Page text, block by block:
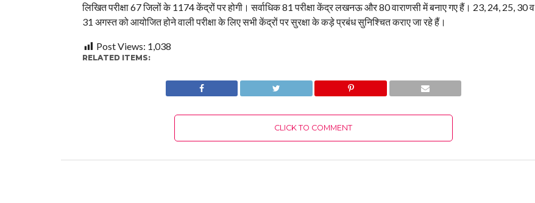
लिखित परीक्षा 67 जिलों के 1174 केंद्रों पर होगी। सर्वाधिक 81 परीक्षा केंद्र लखनऊ और 80 वाराणसी में बनाए गए हैं। 23, 24, 25, 30 व
31 अगस्त को आयोजित होने वाली परीक्षा के लिए सभी केंद्रों पर सुरक्षा के कड़े प्रबंध सुनिश्चित कराए जा रहे हैं।
Post Views: 1,038
RELATED ITEMS:
CLICK TO COMMENT